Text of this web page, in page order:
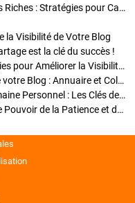
Enrichir Vos Articles avec des Contenus Riches : Stratégies pour Captiver et Optimiser
la Visibilité de Votre Blog
est la clé du succès !
Optimisation SEO des Articles : Stratégies pour Améliorer la Visibilité de Votre Blog
Stratégies pour améliorer la visibilité de votre Blog : Annuaire et Collaborations
Pourquoi Investir dans un Nom de Domaine Personnel : Les Clés de la Réussite de Votre Blog
Comment Faire Émerger Votre Blog : Le Pouvoir de la Patience et de la Persévérance